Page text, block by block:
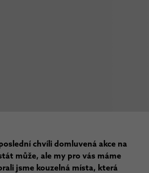
chvíli domluvená akce na
může, ale my pro vás máme
jsme kouzelná místa, která